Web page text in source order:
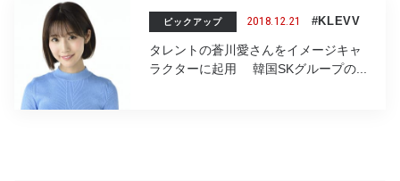
ピックアップ 2018.12.21 #KLEVV
タレントの蒼川愛さんをイメージキャ
ラクターに起用 韓国SKグループの...